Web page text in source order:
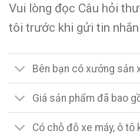
Vui lòng đọc Câu hỏi
tôi trước khi gửi tin
Bên bạn có xưởng sản
Giá sản phẩm đã bao
Có chỗ đỗ xe máy, ô tô